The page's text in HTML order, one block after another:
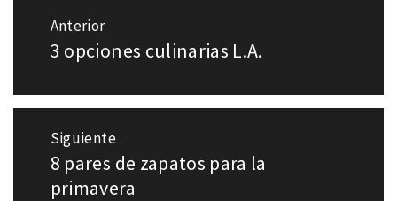
Navegación
entradas
Anterior
Entrada
3 opciones culinarias L.A.
Siguiente
Entrada
siguiente:
8 pares de zapatos para la
primavera